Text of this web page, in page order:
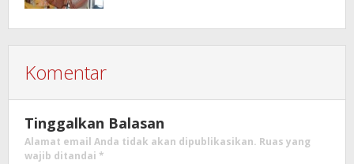
Komentar
Tinggalkan Balasan
Alamat email Anda tidak akan dipublikasikan. Ruas yang
wajib ditandai *